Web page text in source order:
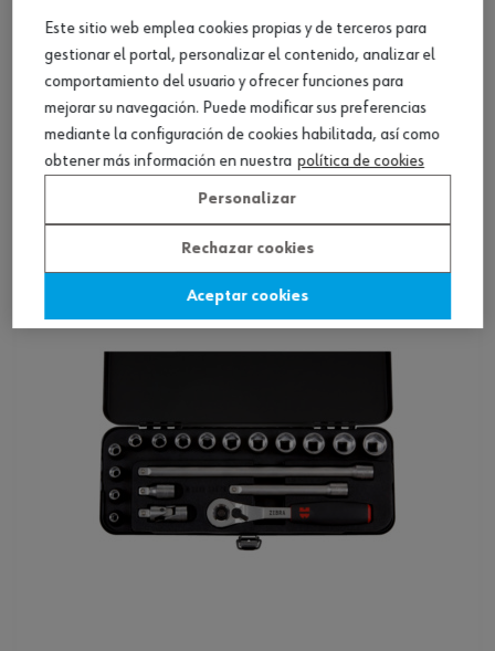
Surt. llaves vaso 3/8 pulg., car. pr. polvo, 19
p.
Este sitio web emplea cookies propias y de terceros para
gestionar el portal, personalizar el contenido, analizar el
comportamiento del usuario y ofrecer funciones para
mejorar su navegación. Puede modificar sus preferencias
mediante la configuración de cookies habilitada, así como
obtener más información en nuestra política de cookies
Personalizar
Rechazar cookies
Aceptar cookies